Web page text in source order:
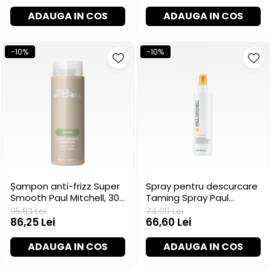
ADAUGA IN COS ADAUGA IN COS
-10%
Șampon anti-frizz Super
Smooth Paul Mitchell, 300
ml
95,83 Lei
86,25 Lei
ADAUGA IN COS
-10%
Spray pentru descurcare
Taming Spray Paul
Mitchell pentru copii, 250
ml
74,00 Lei
66,60 Lei
ADAUGA IN COS